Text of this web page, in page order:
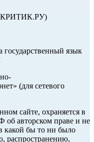
государственный язык
(для сетевого
сайте, охраняется в
об авторском праве и не
какой бы то ни было
распространению,